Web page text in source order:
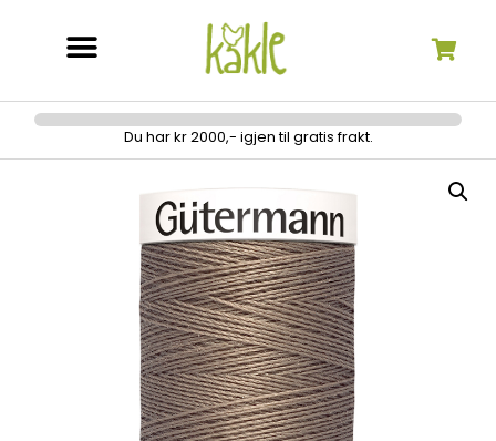
Du har kr 2000,- igjen til gratis frakt.